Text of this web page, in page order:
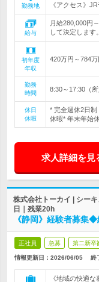
勤務地
《アクセス》
給与
月給280,000円
して決定しま
初年度
年収
420万円～784万
勤務
時間
8:30～17:30（
休日
休暇
* 完全週休2日
休暇* 年末年始
求人詳細を見
株式会社トーカイ | シー
日｜残業20h
《静岡》経験者募集
正社員 急募 第二新卒
情報更新日：2026/06/05 終
《地域の快適